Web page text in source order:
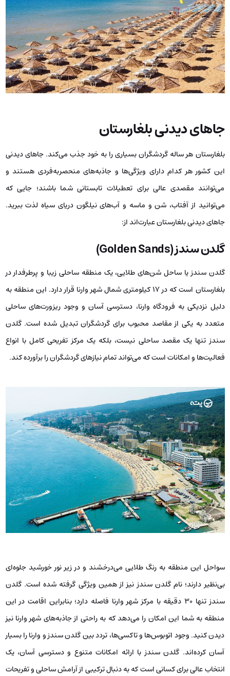
جاهای دیدنی بلغارستان
بلغارستان هر ساله گردشگران بسیاری را به خود جذب می‌کند. جاهای دیدنی
این کشور هر کدام دارای ویژگی‌ها و جاذبه‌های منحصربه‌فردی هستند و
می‌توانند مقصدی عالی برای تعطیلات تابستانی شما باشند؛ جایی که
می‌توانید از آفتاب، شن و ماسه و آب‌های نیلگون دریای سیاه لذت ببرید.
جاهای دیدنی بلغارستان عبارت‌اند از:
گلدن سندز (Golden Sands)
گلدن سندز یا ساحل شن‌های طلایی، یک منطقه ساحلی زیبا و پرطرفدار در
بلغارستان است که در ۱۷ کیلومتری شمال شهر وارنا قرار دارد. این منطقه به
دلیل نزدیکی به فرودگاه وارنا، دسترسی آسان و وجود ریزورت‌های ساحلی
متعدد به یکی از مقاصد محبوب برای گردشگران تبدیل شده است. گلدن
سندز تنها یک مقصد ساحلی نیست، بلکه یک مرکز تفریحی کامل با انواع
فعالیت‌ها و امکانات است که می‌تواند تمام نیازهای گردشگران را برآورده کند.
سواحل این منطقه به رنگ طلایی می‌درخشند و در زیر نور خورشید جلوه‌ای
بی‌نظیر دارند؛ نام گلدن سندز نیز از همین ویژگی گرفته شده است. گلدن
سندز تنها ۳۰ دقیقه با مرکز شهر وارنا فاصله دارد؛ بنابراین اقامت در این
منطقه به شما این امکان را می‌دهد که به راحتی از جاذبه‌های شهر وارنا نیز
دیدن کنید. وجود اتوبوس‌ها و تاکسی‌ها، تردد بین گلدن سندز و وارنا را بسیار
آسان کرده‌اند. گلدن سندز با ارائه امکانات متنوع و دسترسی آسان، یک
انتخاب عالی برای کسانی است که به دنبال ترکیبی از آرامش ساحلی و تفریحات